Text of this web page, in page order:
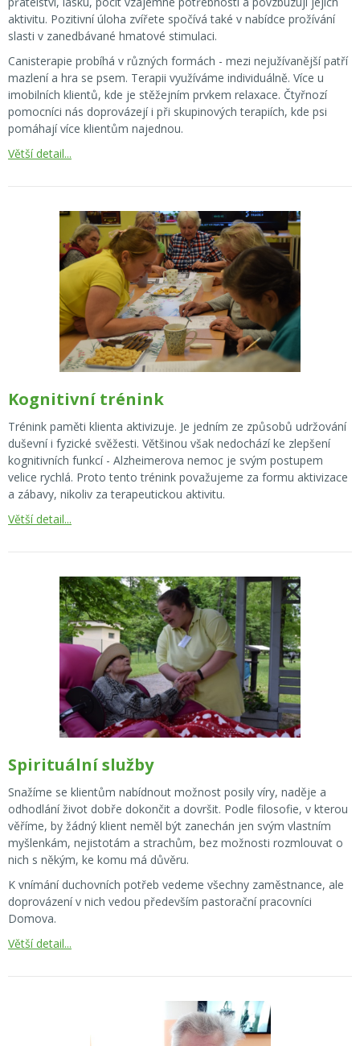
aktivitu. Pozitivní úloha zvířete spočívá také v nabídce prožívání
slasti v zanedbávané hmatové stimulaci.
Canisterapie probíhá v různých formách - mezi nejužívanější patří
mazlení a hra se psem. Terapii využíváme individuálně. Více u
imobilních klientů, kde je stěžejním prvkem relaxace. Čtyřnozí
pomocníci nás doprovázejí i při skupinových terapiích, kde psi
pomáhají více klientům najednou.
Větší detail...
Kognitivní trénink
Trénink paměti klienta aktivizuje. Je jedním ze způsobů udržování
duševní i fyzické svěžesti. Většinou však nedochází ke zlepšení
kognitivních funkcí - Alzheimerova nemoc je svým postupem
velice rychlá. Proto tento trénink považujeme za formu aktivizace
a zábavy, nikoliv za terapeutickou aktivitu.
Větší detail...
Spirituální služby
Snažíme se klientům nabídnout možnost posily víry, naděje a
odhodlání život dobře dokončit a dovršit. Podle filosofie, v kterou
věříme, by žádný klient neměl být zanechán jen svým vlastním
myšlenkám, nejistotám a strachům, bez možnosti rozmlouvat o
nich s někým, ke komu má důvěru.
K vnímání duchovních potřeb vedeme všechny zaměstnance, ale
doprovázení v nich vedou především pastorační pracovníci
Domova.
Větší detail...